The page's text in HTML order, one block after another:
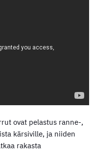
ovat pelastus ranne-,
kärsiville, ja niiden
rakasta